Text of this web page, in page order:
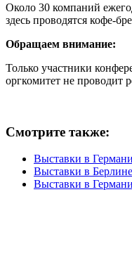
Около 30 компаний
здесь проводятся кофе-
Обращаем внимание:
Только участники
оргкомитет не проводит
Смотрите также:
Выставки в
Выставки в
Выставки в